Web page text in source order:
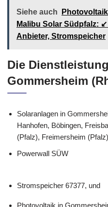
Siehe auch
Malibu Solar Südpfalz:
Anbieter, Stromspeicher
Die
Gommersheim
Solaranlagen in
Hanhofen, Böbingen,
(Pfalz), Freimersheim
Powerwall SÜW
Stromspeicher 67377, und
Photovoltaik in